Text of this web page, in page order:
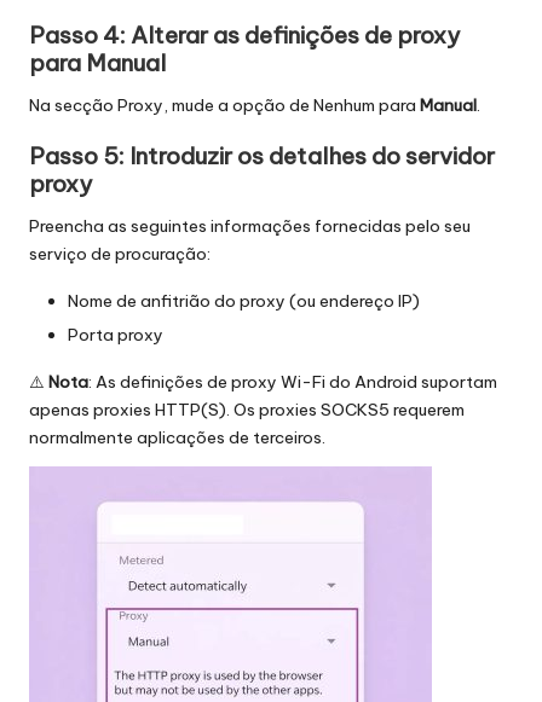
Passo 4: Alterar as definições de proxy
para Manual
Na secção Proxy, mude a opção de Nenhum para Manual.
Passo 5: Introduzir os detalhes do servidor
proxy
Preencha as seguintes informações fornecidas pelo seu
serviço de procuração:
Nome de anfitrião do proxy (ou endereço IP)
Porta proxy
⚠️ Nota: As definições de proxy Wi-Fi do Android suportam
apenas proxies HTTP(S). Os proxies SOCKS5 requerem
normalmente aplicações de terceiros.